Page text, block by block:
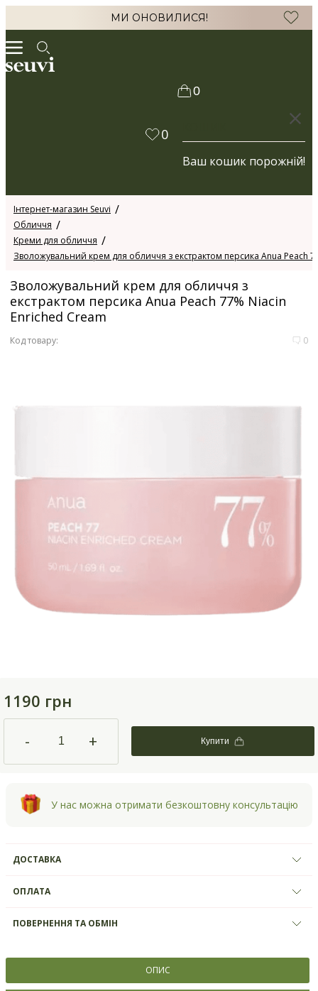
МИ ОНОВИЛИСЯ!
0
0
Ваш кошик порожній!
Інтернет-магазин Seuvi
Обличчя
Креми для обличчя
Зволожувальний крем для обличчя з екстрактом персика Anua Peach
Зволожувальний крем для обличчя з
екстрактом персика Anua Peach 77% Niacin
Enriched Cream
Код товару: 0
1190 грн
- + Купити
У нас можна отримати безкоштовну консультацію
ДОСТАВКА
ОПЛАТА
ПОВЕРНЕННЯ ТА ОБМІН
ОПИС